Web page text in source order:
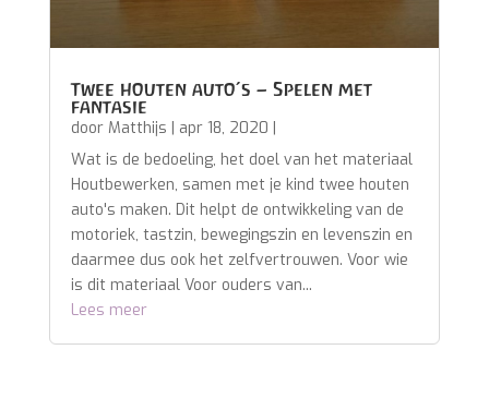
Twee houten auto’s – Spelen met
fantasie
door Matthijs apr 18, 2020
Wat is de bedoeling, het doel van het materiaal
Houtbewerken, samen met je kind twee houten
auto's maken. Dit helpt de ontwikkeling van de
motoriek, tastzin, bewegingszin en levenszin en
daarmee dus ook het zelfvertrouwen. Voor wie
is dit materiaal Voor ouders van...
Lees meer